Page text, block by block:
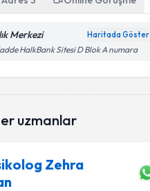
Merkezi Haritada Göster
HalkBank Sitesi D Blok A numara
uzmanlar
Zehra